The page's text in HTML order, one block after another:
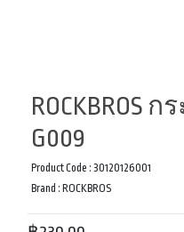
ROCKBROS
G009
Product Code : 30120126001
Brand : ROCKBROS